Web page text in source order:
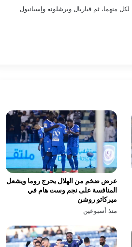
بعد مباريات اليوم كالتالي: ريال مدريد في المركز الأول برصيد 12 نقطة، يليه أتلتيك بلباو وخيتافي برصيد 9 نقاط لكل منهما، ثم فياريال وبرشلونة وإسبانيول
عرض ضخم من الهلال يحرج روما ويشعل
المنافسة على نجم وست هام في
ميركاتو روشن
منذ أسبوعين